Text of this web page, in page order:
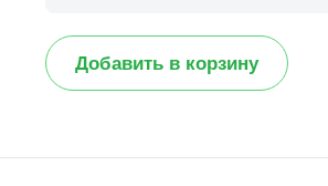
Добавить в корзину